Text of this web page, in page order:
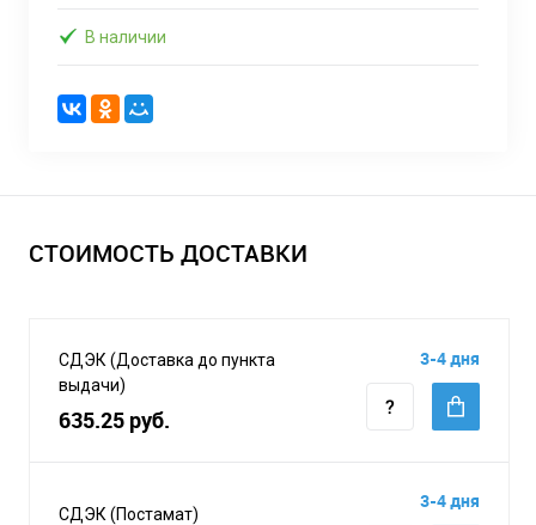
В наличии
СТОИМОСТЬ ДОСТАВКИ
СДЭК (Доставка до пункта
выдачи)
635.25 руб.
3-4 дня
СДЭК (Постамат)
3-4 дня